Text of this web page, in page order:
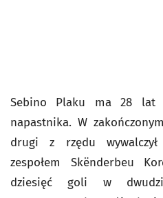
Sebino Plaku ma 28 lat
napastnika. W
drugi z rzędu
zespołem Skënderbeu
dziesięć goli w